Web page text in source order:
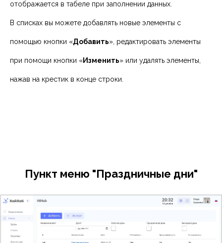
отображается в табеле при заполнении данных.
В списках вы можете добавлять новые элементы с
помощью кнопки «Добавить», редактировать элементы
при помощи кнопки «Изменить» или удалять элементы,
нажав на крестик в конце строки.
Пункт меню "Праздничные дни"